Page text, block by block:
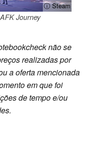
ⓘ Steam
Journey
não se
realizadas por
a oferta mencionada
em que foi
de tempo e/ou